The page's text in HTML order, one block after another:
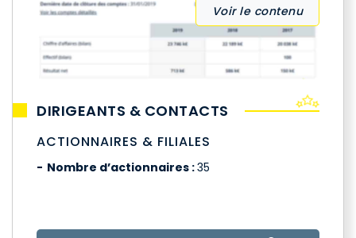
Voir le contenu
DIRIGEANTS & CONTACTS
ACTIONNAIRES & FILIALES
Nombre d’actionnaires :35